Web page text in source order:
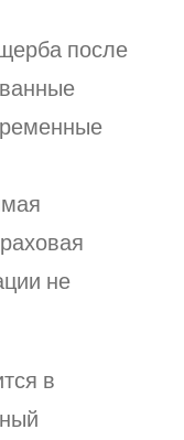
после
не
в